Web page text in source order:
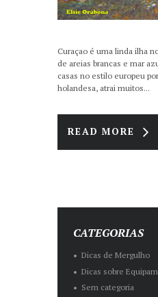
Curaçao é uma linda ilha
de areias brancas e mar
casas no estilo europeu
holandesa, atrai muitos...
READ MORE
CATEGORIAS
Dicas de Mergulho
Dicas sobre
Sem categoria